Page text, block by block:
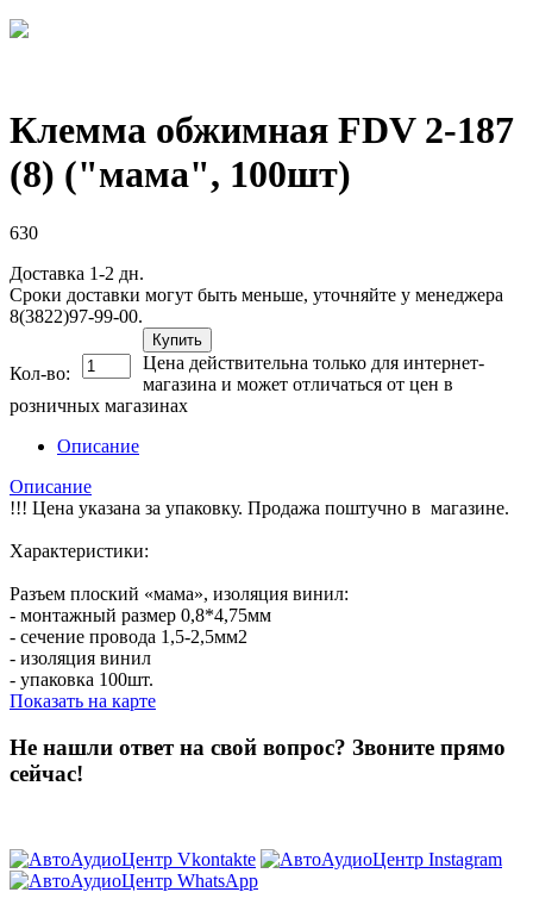
Клемма обжимная FDV 2-187
(8) ("мама", 100шт)
630
Доставка 1-2 дн.
Сроки доставки могут быть меньше, уточняйте у менеджера
8(3822)97-99-00.
Кол-во:
Купить
Цена действительна только для интернет-
магазина и может отличаться от цен в
розничных магазинах
Описание
Описание
!!! Цена указана за упаковку. Продажа поштучно в магазине.
Характеристики:
Разъем плоский «мама», изоляция винил:
- монтажный размер 0,8*4,75мм
- сечение провода 1,5-2,5мм2
- изоляция винил
- упаковка 100шт.
Показать на карте
Не нашли ответ на свой вопрос? Звоните прямо
сейчас!